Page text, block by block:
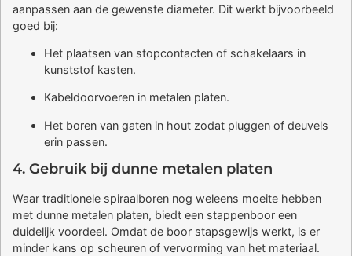
aanpassen aan de gewenste diameter. Dit werkt bijvoorbeeld
goed bij:
Het plaatsen van stopcontacten of schakelaars in
kunststof kasten.
Kabeldoorvoeren in metalen platen.
Het boren van gaten in hout zodat pluggen of deuvels
erin passen.
4. Gebruik bij dunne metalen platen
Waar traditionele spiraalboren nog weleens moeite hebben
met dunne metalen platen, biedt een stappenboor een
duidelijk voordeel. Omdat de boor stapsgewijs werkt, is er
minder kans op scheuren of vervorming van het materiaal.